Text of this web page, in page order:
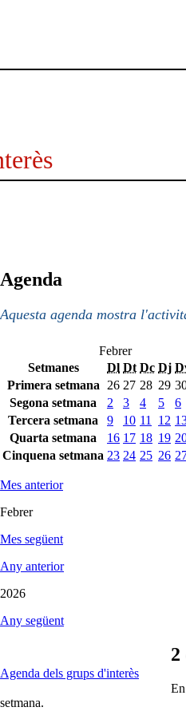
Agenda
Aquesta agenda mostra
Febrer
Setmanes
Dl Dt Dc Dj
Primera setmana
26 27 28 29
Segona setmana
2 3 4 5 6
Tercera setmana
9 10 11 12
Quarta setmana
16 17 18 19
Cinquena setmana 23 24 25 26
Mes anterior
Febrer
Mes següent
Any anterior
2026
Any següent
Agenda dels grups d'interès
2
setmana.